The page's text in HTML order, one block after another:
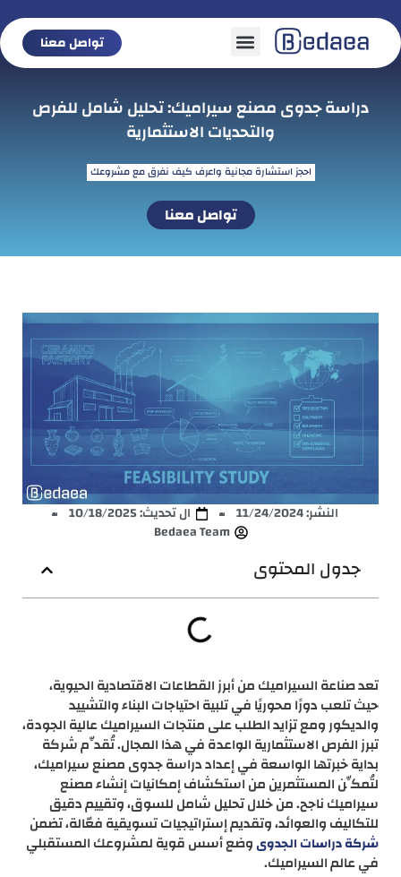
تواصل معنا
دراسة جدوى مصنع سيراميك: تحليل شامل للفرص
والتحديات الاستثمارية
احجز استشارة مجانية واعرف كيف نفرق مع مشروعك
تواصل معنا
النشر:11/24/2024
ال تحديث: 10/18/2025
Bedaea Team
جدول المحتوى
تعد صناعة السيراميك من أبرز القطاعات الاقتصادية الحيوية،
حيث تلعب دورًا محوريًا في تلبية احتياجات البناء والتشييد
والديكور ومع تزايد الطلب على منتجات السيراميك عالية الجودة،
تبرز الفرص الاستثمارية الواعدة في هذا المجال. تُقدِّم شركة
بداية خبرتها الواسعة في إعداد دراسة جدوى مصنع سيراميك،
لتُمكِّن المستثمرين من استكشاف إمكانيات إنشاء مصنع
سيراميك ناجح. من خلال تحليل شامل للسوق، وتقييم دقيق
للتكاليف والعوائد، وتقديم إستراتيجيات تسويقية فعّالة، تضمن
شركة دراسات الجدوىوضع أسس قوية لمشروعك المستقبلي
في عالم السيراميك.